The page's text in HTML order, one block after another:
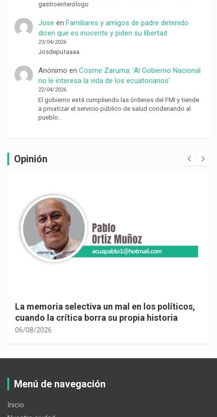
gastroenterólogo
Jose en Familiares y amigos de padre detenido
dicen que es inocente y piden su libertad
23/04/2026
Josdeputaaaa
Anónimo en Cosme Zaruma: ‘Al Gobierno Nacional
no le interesa la vida de los ecuatorianos’
22/04/2026
El gobierno está cumpliendo las órdenes del FMI y tiende
a privatizar el servicio público de salud condenando al
pueblo…
Opinión
La memoria selectiva un mal en los políticos,
cuando la crítica borra su propia historia
06/08/2026
Menú de navegación
Inicio